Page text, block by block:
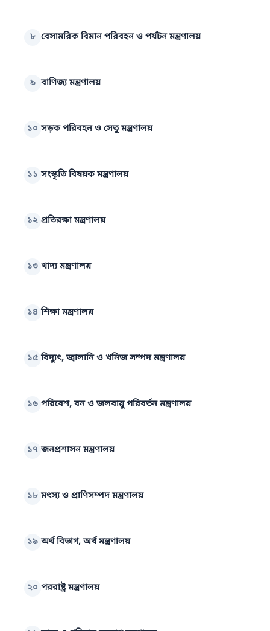
৮ বেসামরিক বিমান পরিবহন ও পর্যটন মন্ত্রণালয়
৯ বাণিজ্য মন্ত্রণালয়
১০ সড়ক পরিবহন ও সেতু মন্ত্রণালয়
১১ সংস্কৃতি বিষয়ক মন্ত্রণালয়
১২ প্রতিরক্ষা মন্ত্রণালয়
১৩ খাদ্য মন্ত্রণালয়
১৪ শিক্ষা মন্ত্রণালয়
১৫ বিদ্যুৎ, জ্বালানি ও খনিজ সম্পদ মন্ত্রণালয়
১৬ পরিবেশ, বন ও জলবায়ু পরিবর্তন মন্ত্রণালয়
১৭ জনপ্রশাসন মন্ত্রণালয়
১৮ মৎস্য ও প্রাণিসম্পদ মন্ত্রণালয়
১৯ অর্থ বিভাগ, অর্থ মন্ত্রণালয়
২০ পররাষ্ট্র মন্ত্রণালয়